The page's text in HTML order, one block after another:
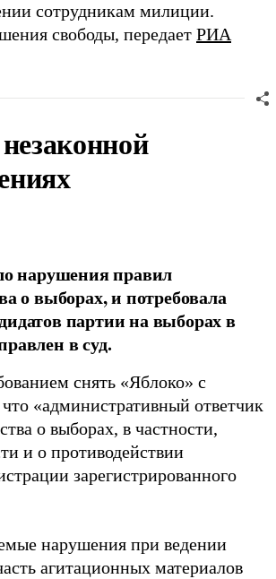
сотрудникам милиции.
свободы, передает РИА
нарушения правил
о выборах, и потребовала
партии на выборах в
в суд.
снять «Яблоко» с
что «административный ответчик
о выборах, в частности,
и о противодействии
зарегистрированного
нарушения при ведении
агитационных материалов